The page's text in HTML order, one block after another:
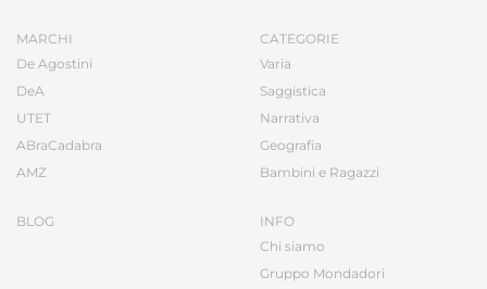
MARCHI
De Agostini
DeA
UTET
ABraCadabra
AMZ
BLOG
CATEGORIE
Varia
Saggistica
Narrativa
Geografia
Bambini e Ragazzi
INFO
Chi siamo
Gruppo Mondadori